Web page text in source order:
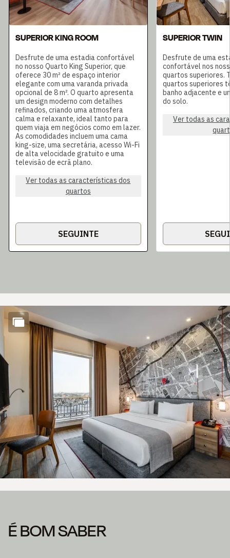
SUPERIOR KING ROOM
Desfrute de uma estadia confortável
no nosso Quarto King Superior, que
oferece 30 m² de espaço interior
elegante com uma varanda privada
opcional de 8 m². O quarto apresenta
um design moderno com detalhes
refinados, criando uma atmosfera
calma e relaxante, ideal tanto para
quem viaja em negócios como em lazer.
As comodidades incluem uma cama
king-size, uma secretária, acesso Wi-Fi
de alta velocidade gratuito e uma
televisão de ecrã plano.
Ver todas as características dos
quartos
SEGUINTE
SUPERIOR TWIN
Desfrute de uma
confortável nos
quartos superiores.
quartos superiores
banho adjacente e
do solo.
Ver todas as
É BOM SABER